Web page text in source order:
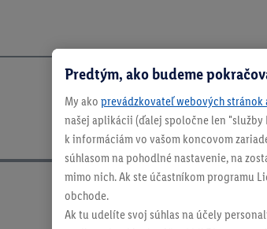
Predtým, ako budeme
My ako prevádzkovateľ webových stránok
našej aplikácii (ďalej spoločne len
k informáciám vo vašom koncovom
súhlasom na pohodlné nastavenie, na
mimo nich. Ak ste účastníkom programu
obchode.
Ak tu udelíte svoj súhlas na účely